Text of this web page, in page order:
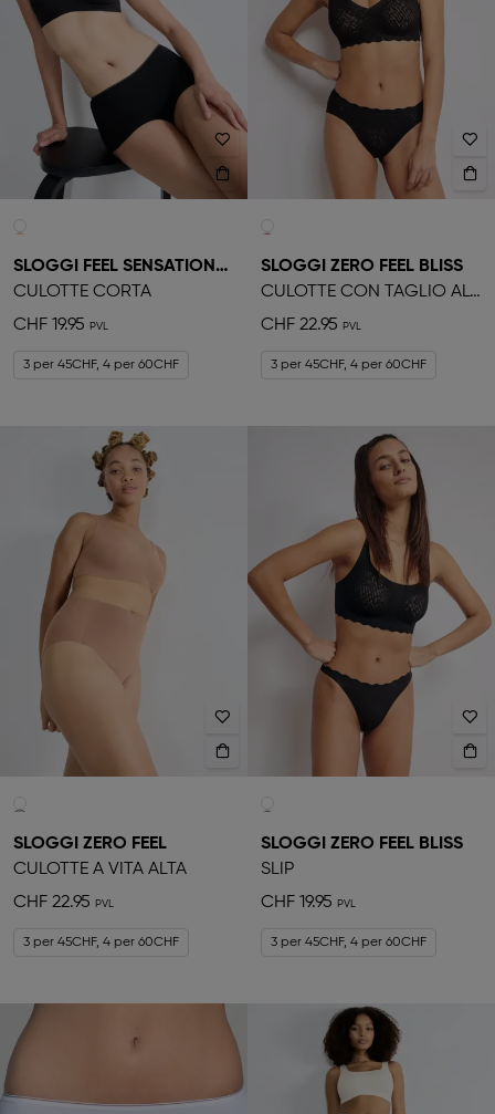
SLOGGI FEEL SENSATIONAL
CULOTTE CORTA
CHF 19.95
3 per 45CHF, 4 per 60CHF
SLOGGI ZERO FEEL BLISS
CULOTTE CON TAGLIO ALTO
CHF 22.95
3 per 45CHF, 4 per 60CHF
SLOGGI ZERO FEEL
CULOTTE A VITA ALTA
CHF 22.95
3 per 45CHF, 4 per 60CHF
SLOGGI ZERO FEEL BLISS
SLIP
CHF 19.95
3 per 45CHF, 4 per 60CHF